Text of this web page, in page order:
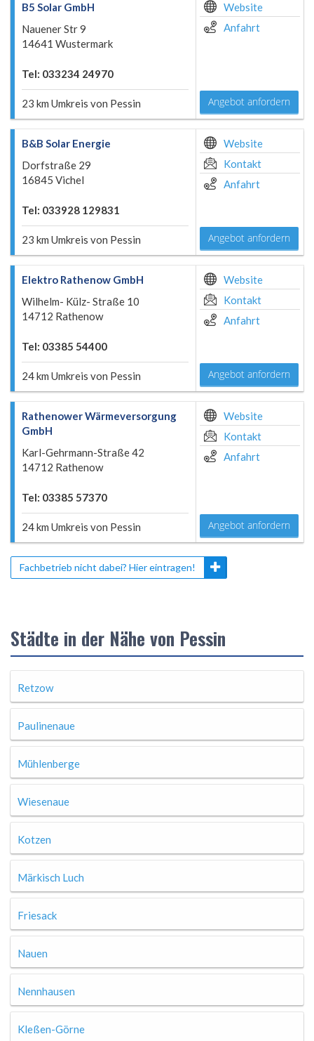
B5 Solar GmbH
Nauener Str 9
14641 Wustermark
Tel: 033234 24970
23 km Umkreis von Pessin
Website
Anfahrt
Angebot anfordern
B&B Solar Energie
Dorfstraße 29
16845 Vichel
Tel: 033928 129831
23 km Umkreis von Pessin
Website
Kontakt
Anfahrt
Angebot anfordern
Elektro Rathenow GmbH
Wilhelm- Külz- Straße 10
14712 Rathenow
Tel: 03385 54400
24 km Umkreis von Pessin
Website
Kontakt
Anfahrt
Angebot anfordern
Rathenower Wärmeversorgung
GmbH
Karl-Gehrmann-Straße 42
14712 Rathenow
Tel: 03385 57370
24 km Umkreis von Pessin
Website
Kontakt
Anfahrt
Angebot anfordern
Fachbetrieb nicht dabei? Hier eintragen!
Städte in der Nähe von Pessin
Retzow
Paulinenaue
Mühlenberge
Wiesenaue
Kotzen
Märkisch Luch
Friesack
Nauen
Nennhausen
Kleßen-Görne